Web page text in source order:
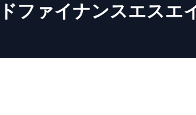
ファイナンスエスエ